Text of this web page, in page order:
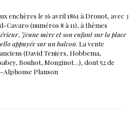
enchères le 16 avril 1861 à Drouot, avec 3
Cavaro (numéros 8 à 11), à thèmes
, Jeune mère et son enfant sur la place
appuyée sur un balcon. La vente
(David Teniers, Hobbema,
Bouhot, Monginot…), dont 52 de
Alphonse Planson